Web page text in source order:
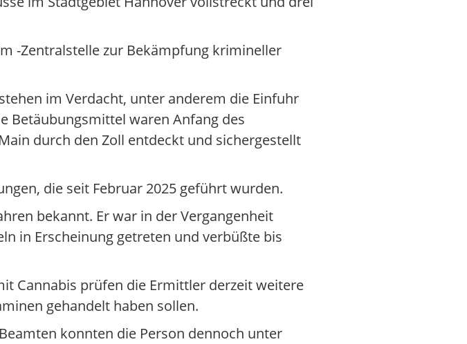
-Zentralstelle zur Bekämpfung krimineller
im Verdacht, unter anderem die Einfuhr
Betäubungsmittel waren Anfang des
durch den Zoll entdeckt und sichergestellt
die seit Februar 2025 geführt wurden.
bekannt. Er war in der Vergangenheit
in Erscheinung getreten und verbüßte bis
Cannabis prüfen die Ermittler derzeit weitere
gehandelt haben sollen.
konnten die Person dennoch unter